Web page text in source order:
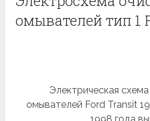
омывателей тип 1
Электрическая
омывателей Ford Transit